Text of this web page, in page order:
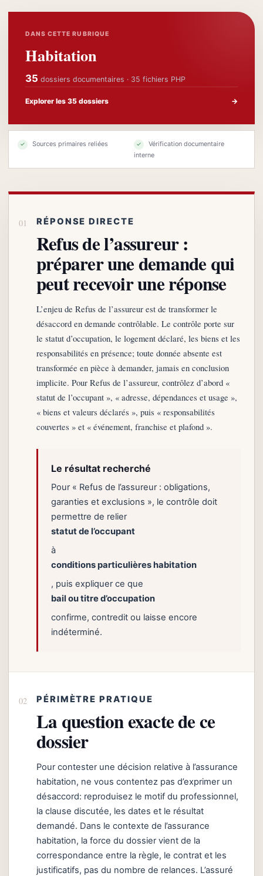
DANS CETTE RUBRIQUE
Habitation
35 dossiers documentaires · 35 fichiers PHP
Explorer les 35 dossiers →
✓ Sources primaires reliées ✓
Vérification documentaire
interne
RÉPONSE DIRECTE
Refus de l’assureur :
préparer une demande qui
peut recevoir une réponse
L’enjeu de Refus de l’assureur est de transformer le
désaccord en demande contrôlable. Le contrôle porte sur
le statut d’occupation, le logement déclaré, les biens et les
responsabilités en présence; toute donnée absente est
transformée en pièce à demander, jamais en conclusion
implicite. Pour Refus de l’assureur, contrôlez d’abord «
statut de l’occupant », « adresse, dépendances et usage »,
« biens et valeurs déclarés », puis « responsabilités
couvertes » et « événement, franchise et plafond ».
Le résultat recherché
Pour « Refus de l’assureur : obligations,
garanties et exclusions », le contrôle doit
permettre de relier
statut de l’occupant
à
conditions particulières habitation
, puis expliquer ce que
bail ou titre d’occupation
confirme, contredit ou laisse encore
indéterminé.
PÉRIMÈTRE PRATIQUE
La question exacte de ce
dossier
Pour contester une décision relative à l’assurance
habitation, ne vous contentez pas d’exprimer un
désaccord: reproduisez le motif du professionnel,
la clause discutée, les dates et le résultat
demandé. Dans le contexte de l’assurance
habitation, la force du dossier vient de la
correspondance entre la règle, le contrat et les
justificatifs, pas du nombre de relances. L’assuré